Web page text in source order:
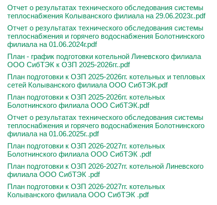
Отчет о результатах технического обследования системы
теплоснабжения Колыванского филиала на 29.06.2023г..pdf
Отчет о результатах технического обследования системы
теплоснабжения и горячего водоснабжения Болотнинского
филиала на 01.06.2024г.pdf
План - график подготовки котельной Линевского филиала
ООО СибТЭК к ОЗП 2025-2026гг..pdf
План подготовки к ОЗП 2025-2026гг. котельных и тепловых
сетей Колыванского филиала ООО СибТЭК.pdf
План подготовки к ОЗП 2025-2026гг. котельных
Болотнинского филиала ООО СибТЭК.pdf
Отчет о результатах технического обследования системы
теплоснабжения и горячего водоснабжения Болотнинского
филиала на 01.06.2025г..pdf
План подготовки к ОЗП 2026-2027гг. котельных
Болотнинского филиала ООО СибТЭК .pdf
План подготовки к ОЗП 2026-2027гг. котельной Линевского
филиала ООО СибТЭК .pdf
План подготовки к ОЗП 2026-2027гг. котельных
Колыванского филиала ООО СибТЭК .pdf